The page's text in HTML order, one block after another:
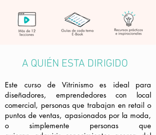
A QUIÉN ESTA DIRIGIDO
Este curso de Vitrinismo es ideal para
diseñadores, emprendedores con local
comercial, personas que trabajan en retail o
puntos de ventas, apasionados por la moda,
o simplemente personas que